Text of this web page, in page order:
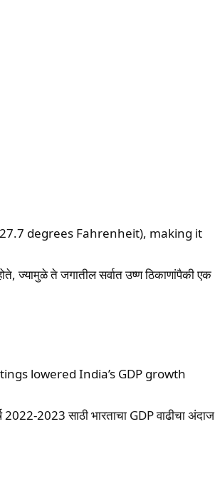
degrees Fahrenheit), making it
ते जगातील सर्वात उष्ण ठिकाणांपैकी एक
lowered India’s GDP growth
2023 साठी भारताचा GDP वाढीचा अंदाज